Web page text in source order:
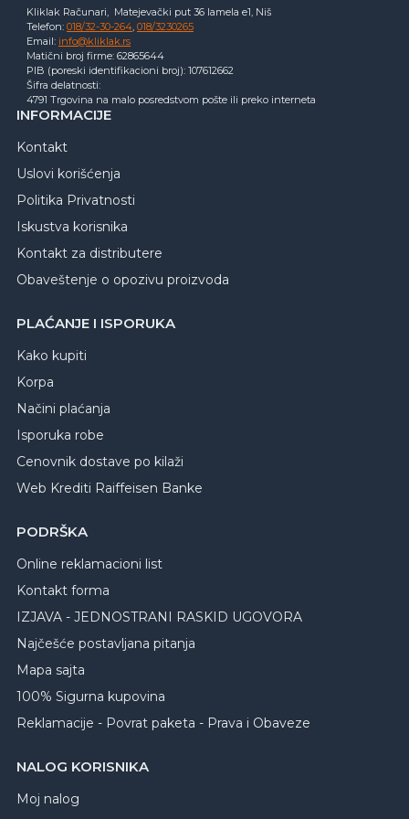
Kliklak Računari, Matejevački put 36 lamela e1, Niš
Telefon: 018/32-30-264, 018/3230265
Email: info@kliklak.rs
Matični broj firme: 62865644
PIB (poreski identifikacioni broj): 107612662
Šifra delatnosti:
4791 Trgovina na malo posredstvom pošte ili preko interneta
INFORMACIJE
Kontakt
Uslovi korišćenja
Politika Privatnosti
Iskustva korisnika
Kontakt za distributere
Obaveštenje o opozivu proizvoda
PLAĆANJE I ISPORUKA
Kako kupiti
Korpa
Načini plaćanja
Isporuka robe
Cenovnik dostave po kilaži
Web Krediti Raiffeisen Banke
PODRŠKA
Online reklamacioni list
Kontakt forma
IZJAVA - JEDNOSTRANI RASKID UGOVORA
Najčešće postavljana pitanja
Mapa sajta
100% Sigurna kupovina
Reklamacije - Povrat paketa - Prava i Obaveze
NALOG KORISNIKA
Moj nalog